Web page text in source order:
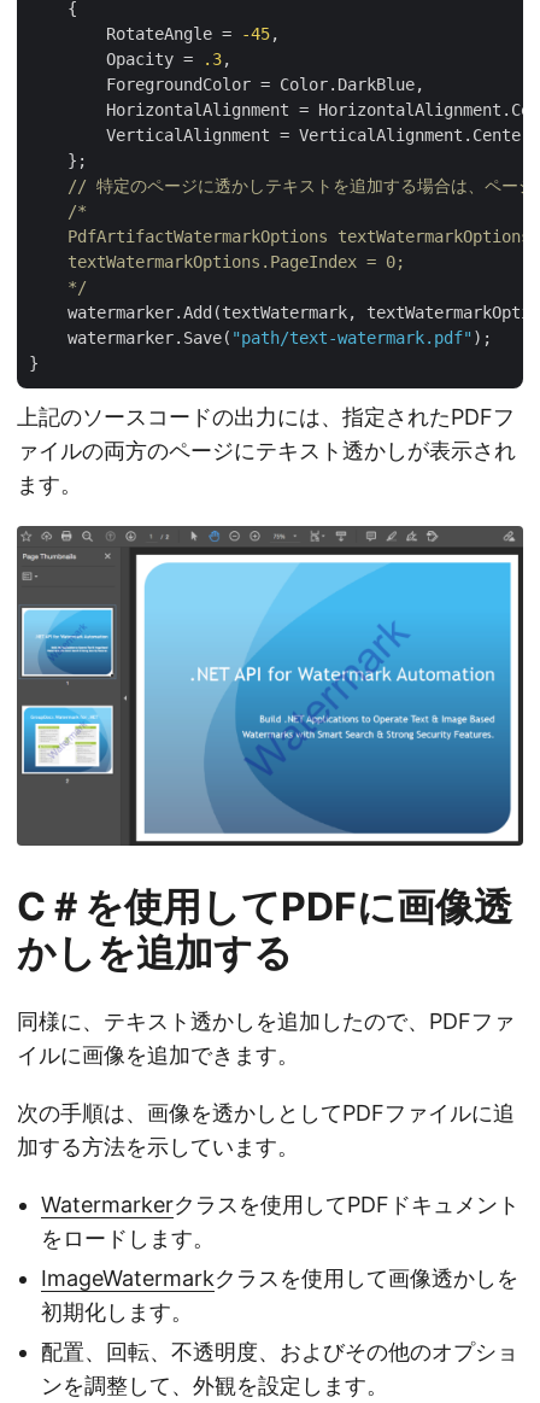
    {
        RotateAngle =
-45,
        Opacity =
.3,
        ForegroundColor = Color.DarkBlue,
HorizontalAlignment =
        VerticalAlignment = VerticalAlignment.Center
    };
// 特定のページに透かしテキストを追加する場合は、ページ
/*
PdfArtifactWatermarkOptions
    textWatermarkOptions.PageIndex = 0;
    */
watermarker.Add(textWatermark,
    watermarker.Save(
"path/text-watermark.pdf" );
上記のソースコードの出力には、指定されたPDFフ
ァイルの両方のページにテキスト透かしが表示され
ます。
C＃を使用してPDFに画像透
かしを追加する
同様に、テキスト透かしを追加したので、PDFファ
イルに画像を追加できます。
次の手順は、画像を透かしとしてPDFファイルに追
加する方法を示しています。
Watermarkerクラスを使用してPDFドキュメント
をロードします。
ImageWatermarkクラスを使用して画像透かしを
初期化します。
配置、回転、不透明度、およびその他のオプショ
ンを調整して、外観を設定します。